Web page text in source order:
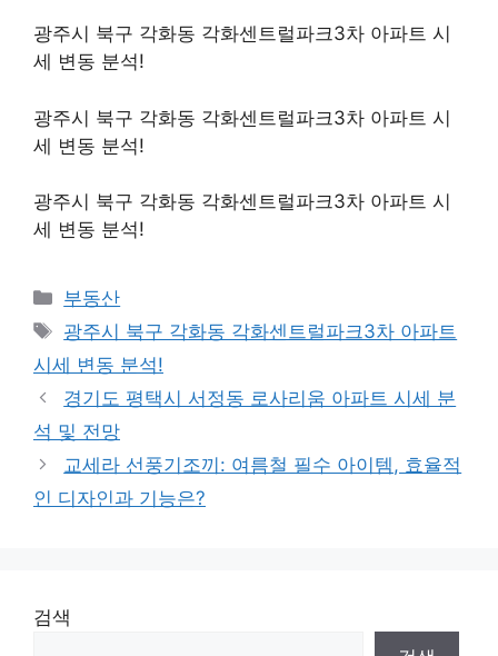
광주시 북구 각화동 각화센트럴파크3차 아파트 시
세 변동 분석!
광주시 북구 각화동 각화센트럴파크3차 아파트 시
세 변동 분석!
광주시 북구 각화동 각화센트럴파크3차 아파트 시
세 변동 분석!
Categories
부동산
Tags
광주시 북구 각화동 각화센트럴파크3차 아파트
시세 변동 분석!
경기도 평택시 서정동 로사리움 아파트 시세 분
석 및 전망
교세라 선풍기조끼: 여름철 필수 아이템, 효율적
인 디자인과 기능은?
검색